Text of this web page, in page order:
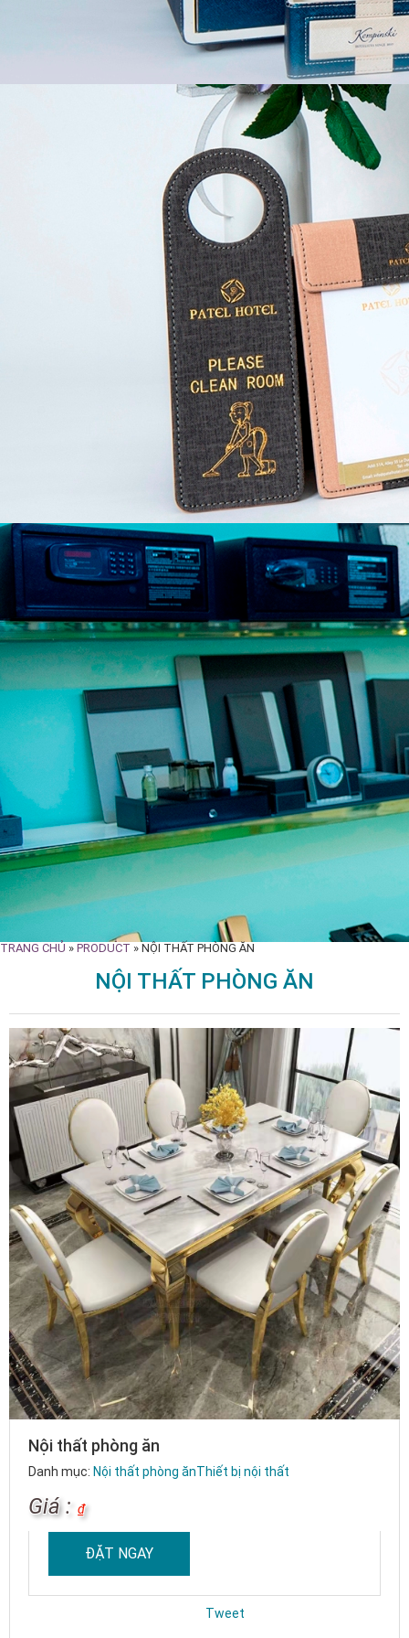
TRANG CHỦ » PRODUCT » NỘI THẤT PHÒNG ĂN
NỘI THẤT PHÒNG ĂN
Nội thất phòng ăn
Danh mục: Nội thất phòng ănThiết bị nội thất
Giá : ₫
ĐẶT NGAY
Tweet